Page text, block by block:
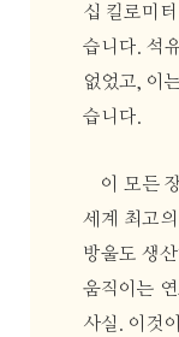
십 킬로미
습니다. 석
없었고, 이
습니다.
이 모든
세계 최고
방울도 생
움직이는
사실. 이것